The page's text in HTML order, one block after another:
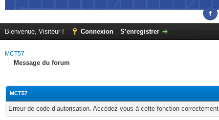
Bienvenue, Visiteur ! Connexion S’enregistrer
MCT57
Message du forum
MCT57
Erreur de code d’autorisation. Accédez-vous à cette fonction